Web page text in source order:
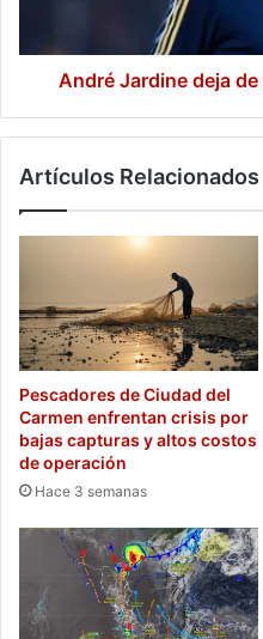
André Jardine deja
Artículos Relacionados
Pescadores de Ciudad del
Carmen enfrentan crisis por
bajas capturas y altos costos
de operación
Hace 3 semanas